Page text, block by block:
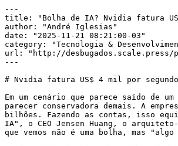
---
title: "Bolha de IA? Nvidia fatura
author: "André Iglesias"
date: "2025-11-21 08:21:00-03"
category: "Tecnologia &
url: "http://desbugados.scale.press/
---
# Nvidia fatura US$ 4 mil por
Em um cenário que parece saído
parecer conservadora demais. A
bilhões. Fazendo as contas, isso
IA", o CEO Jensen Huang, o
que vemos não é uma bolha, mas